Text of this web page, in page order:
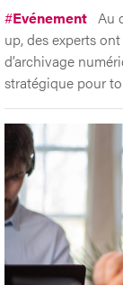
#Evénement Au
up, des experts
d’archivage
stratégique pour